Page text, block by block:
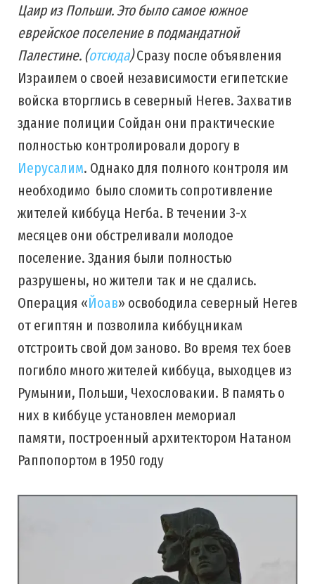
Цаир из Польши. Это было самое южное
еврейское поселение в подмандатной
Палестине. (отсюда)Сразу после объявления
Израилем о своей независимости египетские
войска вторглись в северный Негев. Захватив
здание полиции Сойдан они практические
полностью контролировали дорогу в
Иерусалим. Однако для полного контроля им
необходимо было сломить сопротивление
жителей киббуца Негба. В течении 3-х
месяцев они обстреливали молодое
поселение. Здания были полностью
разрушены, но жители так и не сдались.
Операция «Йоав» освободила северный Негев
от египтян и позволила киббуцникам
отстроить свой дом заново. Во время тех боев
погибло много жителей киббуца, выходцев из
Румынии, Польши, Чехословакии. В память о
них в киббуце установлен мемориал
памяти, построенный архитектором Натаном
Раппопортом в 1950 году